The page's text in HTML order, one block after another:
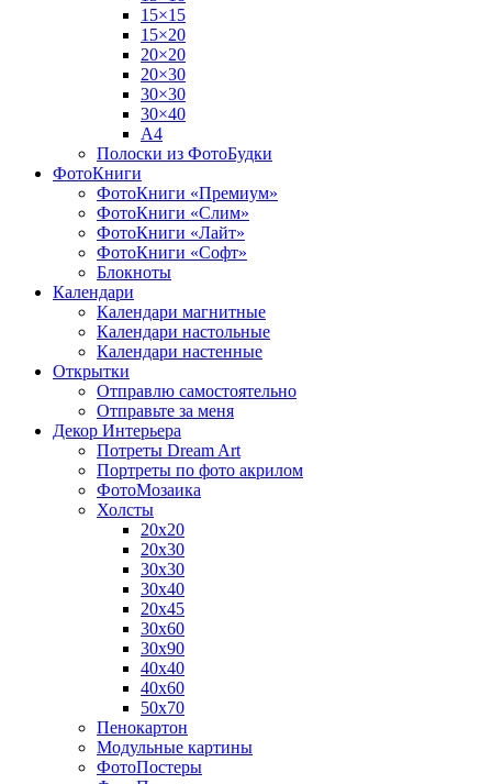
15×15
15×20
20×20
20×30
30×30
30×40
A4
Полоски из ФотоБудки
ФотоКниги
ФотоКниги «Премиум»
ФотоКниги «Слим»
ФотоКниги «Лайт»
ФотоКниги «Софт»
Блокноты
Календари
Календари магнитные
Календари настольные
Календари настенные
Открытки
Отправлю самостоятельно
Отправьте за меня
Декор Интерьера
Потреты Dream Art
Портреты по фото акрилом
ФотоМозаика
Холсты
20х20
20х30
30х30
30х40
20х45
30х60
30х90
40х40
40х60
50х70
Пенокартон
Модульные картины
ФотоПостеры